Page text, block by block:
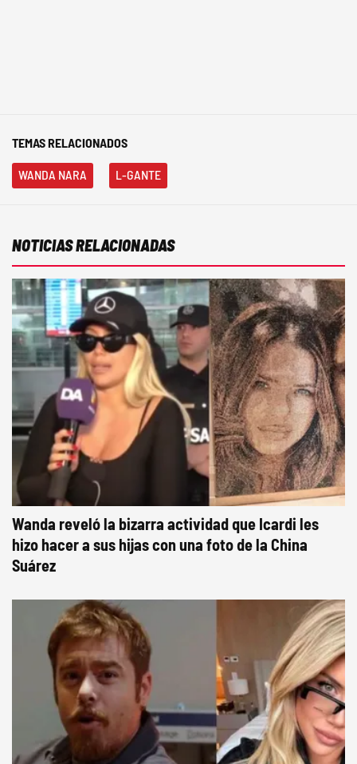
TEMAS RELACIONADOS
WANDA NARA L-GANTE
NOTICIAS RELACIONADAS
Wanda reveló la bizarra actividad que Icardi les
hizo hacer a sus hijas con una foto de la China
Suárez